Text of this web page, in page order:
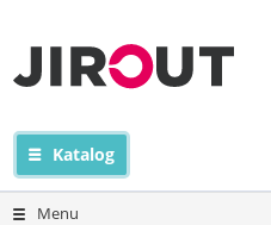
Katalog
Menu